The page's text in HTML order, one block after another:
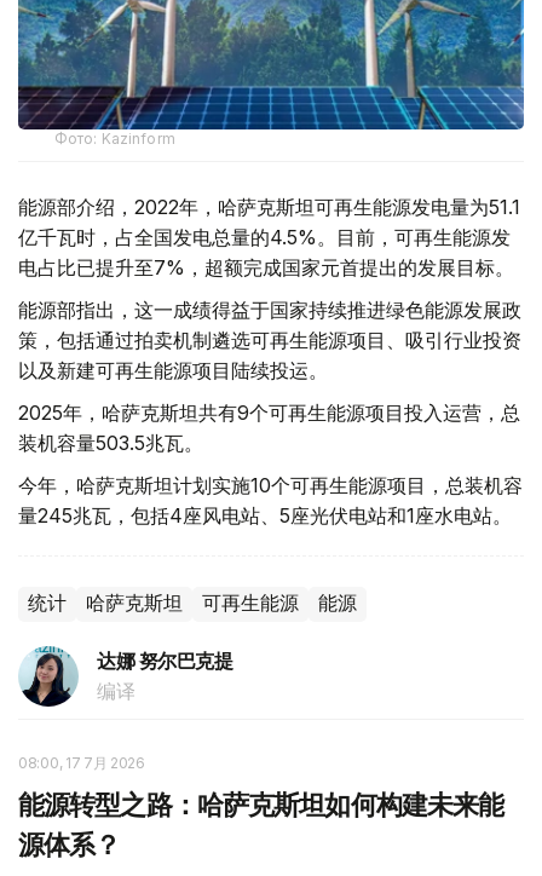
Фото: Kazinform
能源部介绍，2022年，哈萨克斯坦可再生能源发电量为51.1
亿千瓦时，占全国发电总量的4.5%。目前，可再生能源发
电占比已提升至7%，超额完成国家元首提出的发展目标。
能源部指出，这一成绩得益于国家持续推进绿色能源发展政
策，包括通过拍卖机制遴选可再生能源项目、吸引行业投资
以及新建可再生能源项目陆续投运。
2025年，哈萨克斯坦共有9个可再生能源项目投入运营，总
装机容量503.5兆瓦。
今年，哈萨克斯坦计划实施10个可再生能源项目，总装机容
量245兆瓦，包括4座风电站、5座光伏电站和1座水电站。
统计 哈萨克斯坦 可再生能源 能源
达娜 努尔巴克提
编译
08:00, 17 7月 2026
能源转型之路：哈萨克斯坦如何构建未来能
源体系？